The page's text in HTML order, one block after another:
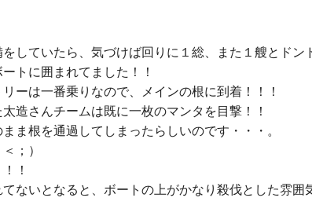
していたら、気づけば回りに１総、また１艘とドン
トに囲まれてました！！
ーは一番乗りなので、メインの根に到着！！！
造さんチームは既に一枚のマンタを目撃！！
ま根を通過してしまったらしいのです・・・。
；）
！
てないとなると、ボートの上がかなり殺伐とした雰囲